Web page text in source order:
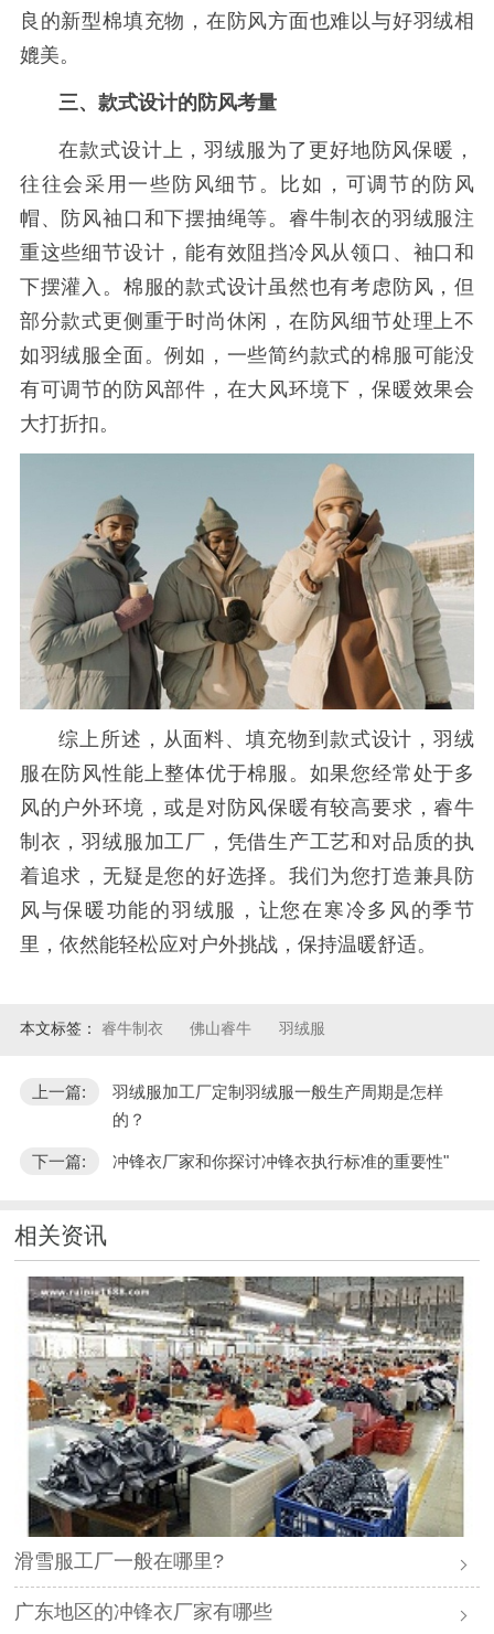
良的新型棉填充物，在防风方面也难以与好羽绒相
媲美。
三、款式设计的防风考量
在款式设计上，羽绒服为了更好地防风保暖，
往往会采用一些防风细节。比如，可调节的防风
帽、防风袖口和下摆抽绳等。睿牛制衣的羽绒服注
重这些细节设计，能有效阻挡冷风从领口、袖口和
下摆灌入。棉服的款式设计虽然也有考虑防风，但
部分款式更侧重于时尚休闲，在防风细节处理上不
如羽绒服全面。例如，一些简约款式的棉服可能没
有可调节的防风部件，在大风环境下，保暖效果会
大打折扣。
综上所述，从面料、填充物到款式设计，羽绒
服在防风性能上整体优于棉服。如果您经常处于多
风的户外环境，或是对防风保暖有较高要求，睿牛
制衣，羽绒服加工厂，凭借生产工艺和对品质的执
着追求，无疑是您的好选择。我们为您打造兼具防
风与保暖功能的羽绒服，让您在寒冷多风的季节
里，依然能轻松应对户外挑战，保持温暖舒适。
本文标签： 睿牛制衣 佛山睿牛 羽绒服
上一篇:
羽绒服加工厂定制羽绒服一般生产周期是怎样
的？
下一篇: 冲锋衣厂家和你探讨冲锋衣执行标准的重要性"
相关资讯
滑雪服工厂一般在哪里?
广东地区的冲锋衣厂家有哪些